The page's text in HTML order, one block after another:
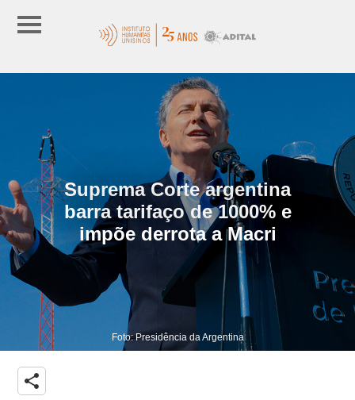
Suprema Corte argentina
barra tarifaço de 1000% e
impõe derrota a Macri
Foto: Presidência da Argentina
share